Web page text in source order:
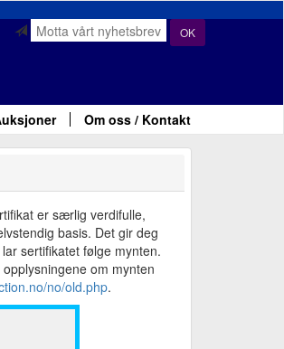
OK
Om oss / Kontakt
er særlig verdifulle,
basis. Det gir deg
sertifikatet følge mynten.
om mynten
no/old.php.